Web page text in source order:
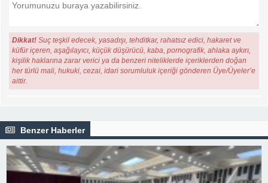
Dikkat! Suç teşkil edecek, yasadışı, tehditkar, rahatsız edici, hakaret ve
küfür içeren, aşağılayıcı, küçük düşürücü, kaba, pornografik, ahlaka aykırı,
kişilik haklarına zarar verici ya da benzeri niteliklerde içeriklerden doğan
her türlü mali, hukuki, cezai, idari sorumluluk içeriği gönderen Üye/Üyeler’e
aittir.
Benzer Haberler